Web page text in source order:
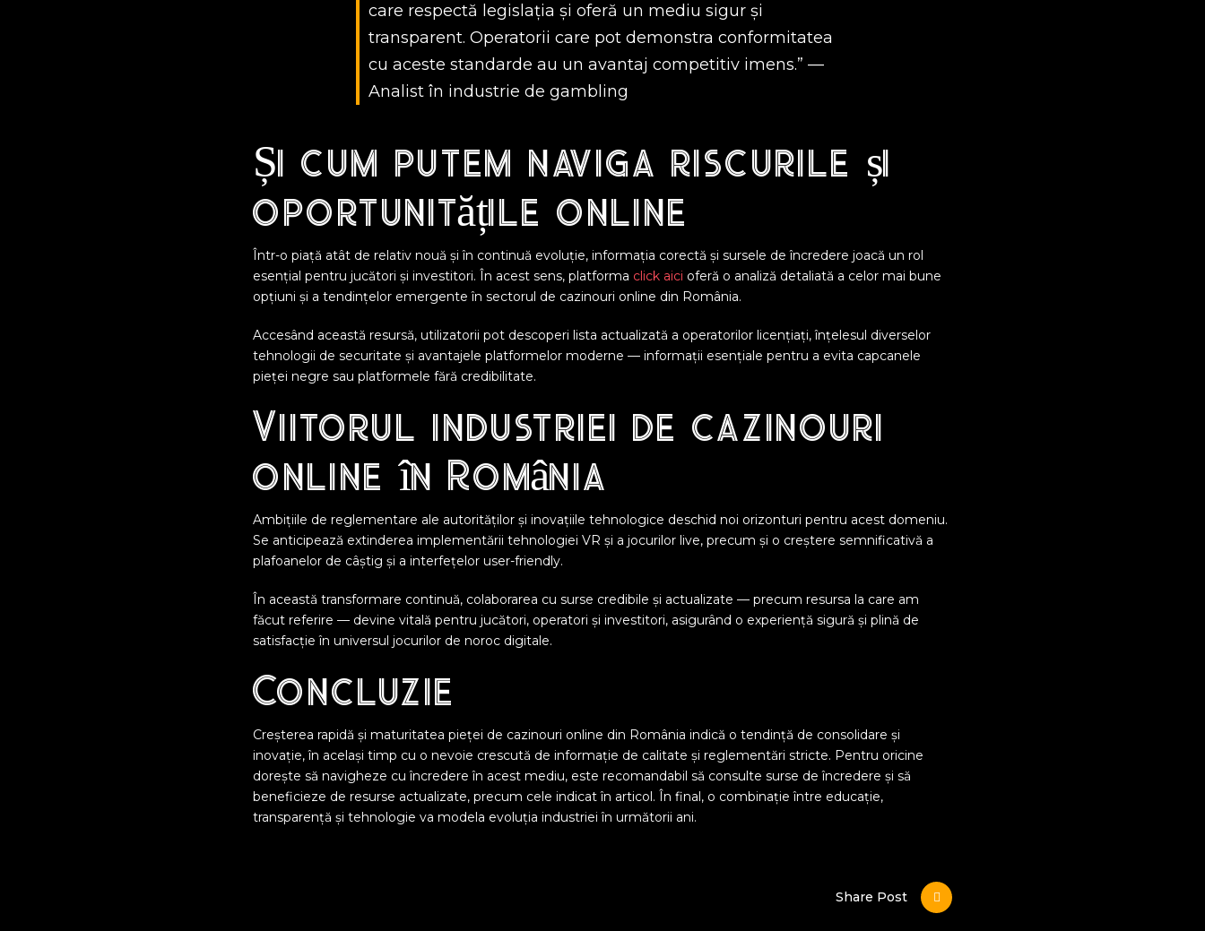
care respectă legislația și oferă un mediu sigur și
transparent. Operatorii care pot demonstra conformitatea
cu aceste standarde au un avantaj competitiv imens.” —
Analist în industrie de gambling
Și cum putem naviga riscurile și
oportunitățile online
Într-o piață atât de relativ nouă și în continuă evoluție, informația corectă și sursele de încredere joacă un rol
esențial pentru jucători și investitori. În acest sens, platforma click aici oferă o analiză detaliată a celor mai bune
opțiuni și a tendințelor emergente în sectorul de cazinouri online din România.
Accesând această resursă, utilizatorii pot descoperi lista actualizată a operatorilor licențiați, înțelesul diverselor
tehnologii de securitate și avantajele platformelor moderne — informații esențiale pentru a evita capcanele
pieței negre sau platformele fără credibilitate.
Viitorul industriei de cazinouri
online în România
Ambițiile de reglementare ale autorităților și inovațiile tehnologice deschid noi orizonturi pentru acest domeniu.
Se anticipează extinderea implementării tehnologiei VR și a jocurilor live, precum și o creștere semnificativă a
plafoanelor de câștig și a interfețelor user-friendly.
În această transformare continuă, colaborarea cu surse credibile și actualizate — precum resursa la care am
făcut referire — devine vitală pentru jucători, operatori și investitori, asigurând o experiență sigură și plină de
satisfacție în universul jocurilor de noroc digitale.
Concluzie
Creșterea rapidă și maturitatea pieței de cazinouri online din România indică o tendință de consolidare și
inovație, în același timp cu o nevoie crescută de informație de calitate și reglementări stricte. Pentru oricine
dorește să navigheze cu încredere în acest mediu, este recomandabil să consulte surse de încredere și să
beneficieze de resurse actualizate, precum cele indicat în articol. În final, o combinație între educație,
transparență și tehnologie va modela evoluția industriei în următorii ani.
Share Post